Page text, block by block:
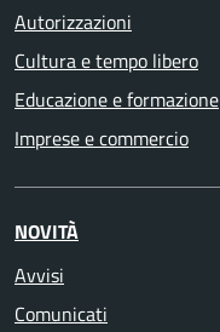
Autorizzazioni
Cultura e tempo libero
Educazione e formazione
Imprese e commercio
NOVITÀ
Avvisi
Comunicati